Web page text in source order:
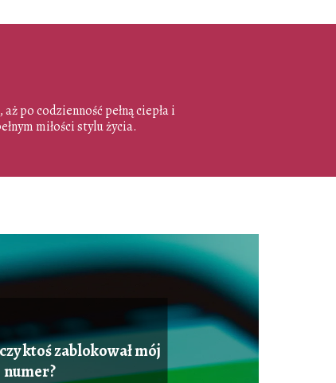
po codzienność pełną ciepła i
miłości stylu życia.
ktoś zablokował mój
numer?